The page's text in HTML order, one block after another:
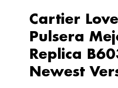
Cartier
Pulsera
Replica
Newest